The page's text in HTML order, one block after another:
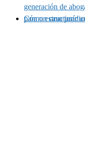
generación de
Cómo estructurar un modelo de ensayo jurídico: guía para un caso